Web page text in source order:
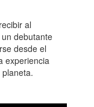
al
debutante
desde el
experiencia